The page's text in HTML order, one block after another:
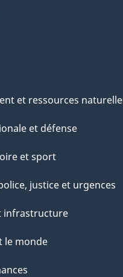
et ressources
et défense
et sport
justice et urgences
infrastructure
le monde